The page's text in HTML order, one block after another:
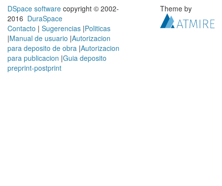
DSpace software copyright © 2002-
2016 DuraSpace
Contacto | Sugerencias |Politicas
|Manual de usuario |Autorizacion
para deposito de obra |Autorizacion
para publicacion |Guia deposito
preprint-postprint
Theme by